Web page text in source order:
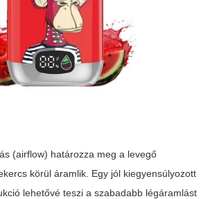
(airflow) határozza meg a levegő
körül áramlik. Egy jól kiegyensúlyozott
lehetővé teszi a szabadabb légáramlást